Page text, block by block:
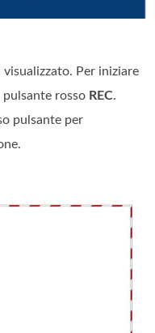
Per iniziare
pulsante rosso REC.
pulsante per